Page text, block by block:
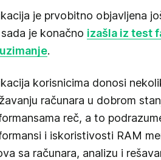
je prvobitno objavljena
je konačno izašla iz test
.
korisnicima donosi
računara u dobrom
reč, a to
i iskoristivosti RAM
sa računara, analizu i